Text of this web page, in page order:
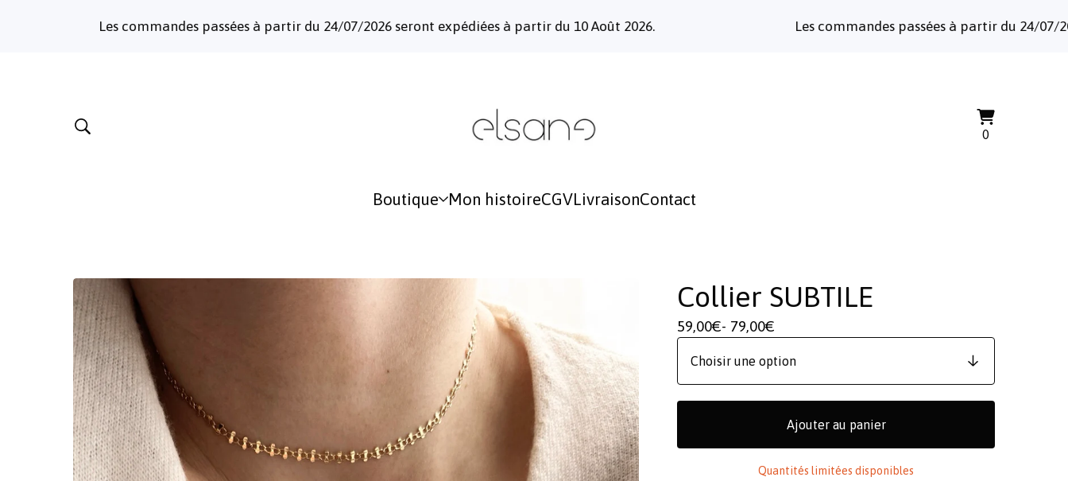
Les commandes passées à partir du 24/07/2026 seront expédiées à partir du 10 Août 2026. Les commandes passées à partir du 24/07/2026
0
Boutique Mon histoireCGVLivraisonContact
Collier SUBTILE
59,00€- 79,00€
Ajouter au panier
Quantités limitées disponibles